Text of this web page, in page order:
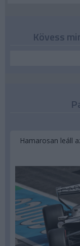
Kövess
Hamarosan leáll